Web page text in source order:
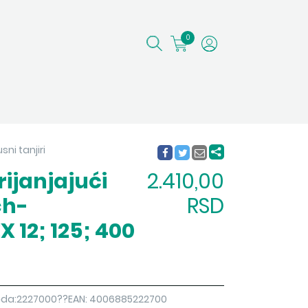
0
tanjiri
12; 125; 400
2.410,00
RSD
4006885222700